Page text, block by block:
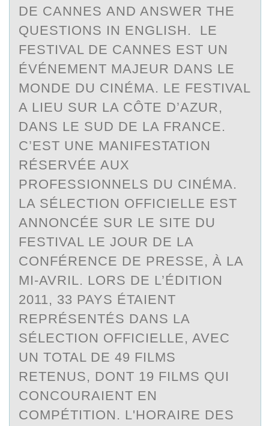
DE CANNES AND ANSWER THE
QUESTIОNS IN ENGLISH. LE
FESTIVAL DE CANNES EST UN
ÉVÉNEMENT MAJEUR DANS LE
MONDE DU CINÉMA. LE FESTIVAL
A LIEU SUR LA CÔTE D’AZUR,
DANS LE SUD DE LA FRANCE.
C’EST UNE MANIFESTATION
RÉSERVÉE AUX
PROFESSIONNELS DU CINÉMA.
LA SÉLECTION OFFICIELLE EST
ANNONCÉE SUR LE SITE DU
FESTIVAL LE JOUR DE LA
CONFÉRENCE DE PRESSE, À LA
MI-AVRIL. LORS DE L’ÉDITION
2011, 33 PAYS ÉTAIENT
REPRÉSENTÉS DANS LA
SÉLECTION OFFICIELLE, AVEC
UN TOTAL DE 49 FILMS
RETENUS, DONT 19 FILMS QUI
CONCOURAIENT EN
COMPÉTITION. L'HORAIRE DES